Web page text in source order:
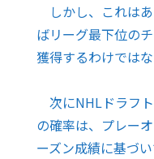
しかし、これは
ばリーグ最下位の
獲得するわけではな
次にNHLドラフ
の確率は、プレー
ーズン成績に基づ